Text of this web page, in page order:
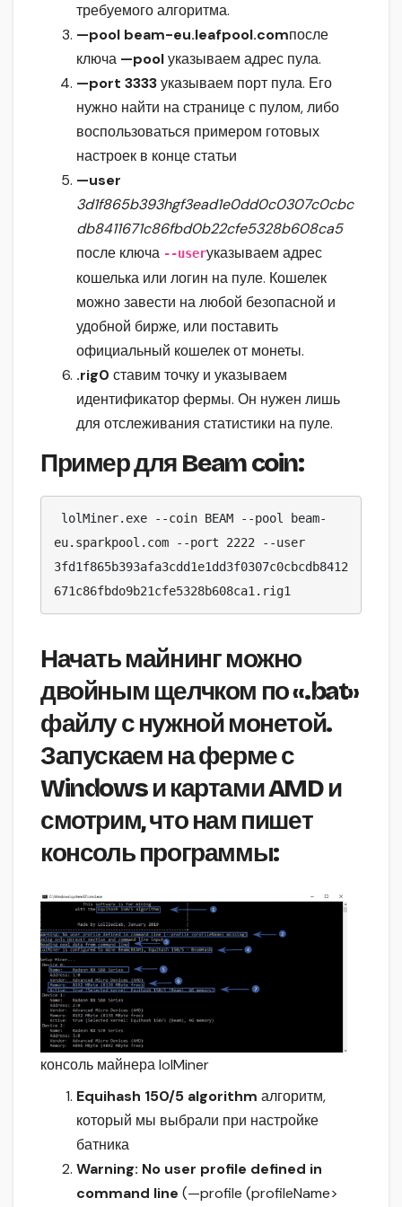
требуемого алгоритма.
—pool beam-eu.leafpool.comпосле
ключа —poolуказываем адрес пула.
—port 3333указываем порт пула. Его
нужно найти на странице с пулом, либо
воспользоваться примером готовых
настроек в конце статьи
—user
3d1f865b393hgf3ead1e0dd0c0307c0cbc
db8411671c86fbd0b22cfe5328b608ca5
после ключа --userуказываем адрес
кошелька или логин на пуле. Кошелек
можно завести на любой безопасной и
удобной бирже, или поставить
официальный кошелек от монеты.
.rig0 ставим точку и указываем
идентификатор фермы. Он нужен лишь
для отслеживания статистики на пуле.
Пример для Beam coin:
eu.sparkpool.com --port 2222 --user
3fd1f865b393afa3cdd1e1dd3f0307c0cbcdb8412
671c86fbdo9b21cfe5328b608ca1.rig1
Начать майнинг можно
двойным щелчком по «.bat»
файлу с нужной монетой.
Запускаем на ферме с
Windows и картами AMD и
смотрим, что нам пишет
консоль программы:
консоль майнера lolMiner
Equihash 150/5 algorithm алгоритм,
который мы выбрали при настройке
батника
Warning: No user profile defined in
command line (—profile (profileName>